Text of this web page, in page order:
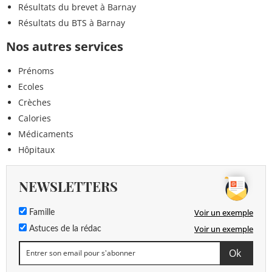
Résultats du brevet à Barnay
Résultats du BTS à Barnay
Nos autres services
Prénoms
Ecoles
Crèches
Calories
Médicaments
Hôpitaux
NEWSLETTERS
Famille Voir un exemple
Astuces de la rédac Voir un exemple